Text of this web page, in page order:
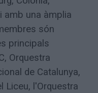
amb una àmplia
són
principals
Orquestra
de Catalunya,
Liceu, l'Orquestra